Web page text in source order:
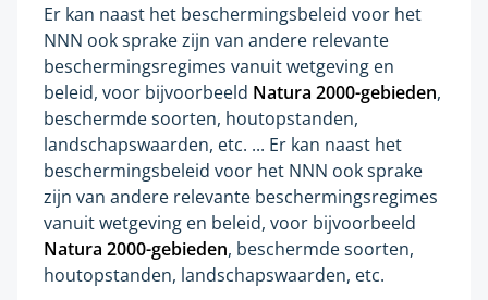
Gevonden
op
pagina:
Er kan naast het beschermingsbeleid voor het
NNN ook sprake zijn van andere relevante
beschermingsregimes vanuit wetgeving en
beleid, voor bijvoorbeeld Natura 2000-gebieden,
beschermde soorten, houtopstanden,
landschapswaarden, etc. ... Er kan naast het
beschermingsbeleid voor het NNN ook sprake
zijn van andere relevante beschermingsregimes
vanuit wetgeving en beleid, voor bijvoorbeeld
Natura 2000-gebieden, beschermde soorten,
houtopstanden, landschapswaarden, etc.